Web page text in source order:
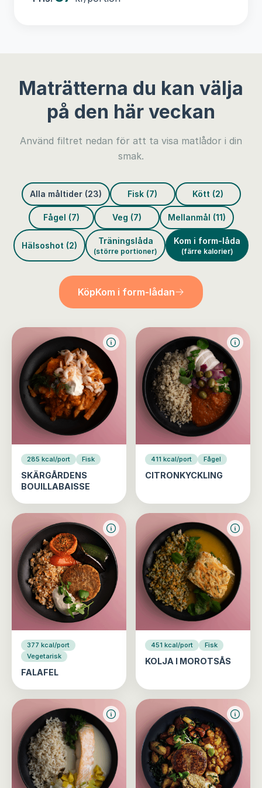
Maträtterna du kan välja
på den här veckan
Använd filtret nedan för att ta visa matlådor i din
smak.
Alla måltider (23) Fisk (7) Kött (2)
Fågel (7) Veg (7) Mellanmål (11)
Hälsoshot (2) Träningslåda
(större portioner)
Kom i form-låda
(färre kalorier)
KöpKom i form-lådan
285 kcal/port Fisk
SKÄRGÅRDENS
BOUILLABAISSE
411 kcal/port Fågel
CITRONKYCKLING
377 kcal/port
Vegetarisk
FALAFEL
451 kcal/port Fisk
KOLJA I MOROTSÅS